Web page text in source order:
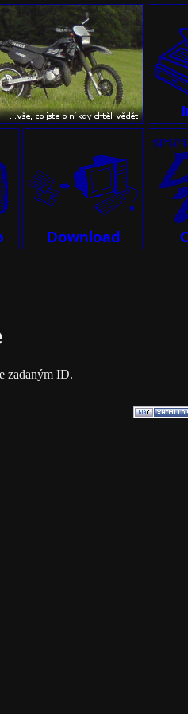
Download
zadaným ID.